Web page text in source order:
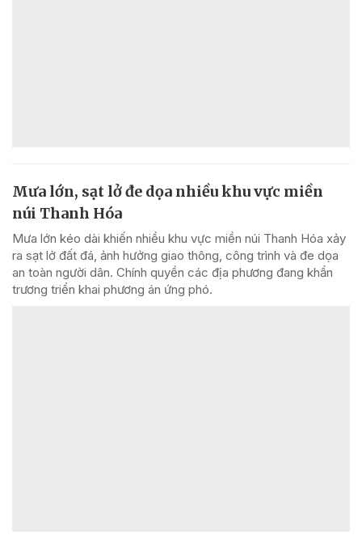
Mưa lớn, sạt lở đe dọa nhiều khu vực miền
núi Thanh Hóa
Mưa lớn kéo dài khiến nhiều khu vực miền núi Thanh Hóa xảy
ra sạt lở đất đá, ảnh hưởng giao thông, công trình và đe dọa
an toàn người dân. Chính quyền các địa phương đang khẩn
trương triển khai phương án ứng phó.